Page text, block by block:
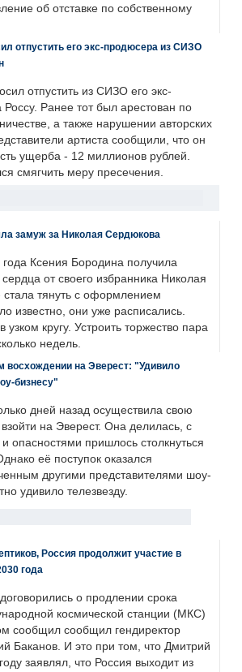
об отставке по собственному
отпустить его экс-продюсера из СИЗО
отпустить из СИЗО его экс-
Ранее тот был арестован по
а также нарушении авторских
артиста сообщили, что он
ущерба - 12 миллионов рублей.
смягчить меру пресечения.
замуж за Николая Сердюкова
Ксения Бородина получила
от своего избранника Николая
тянуть с оформлением
известно, они уже расписались.
кругу. Устроить торжество пара
недель.
восхождении на Эверест: "Удивило
бизнесу"
дней назад осуществила свою
на Эверест. Она делилась, с
опасностями пришлось столкнуться
её поступок оказался
другими представителями шоу-
удивило телезвезду.
Россия продолжит участие в
года
о продлении срока
космической станции (МКС)
сообщил сообщил гендиректор
Баканов. И это при том, что Дмитрий
заявлял, что Россия выходит из